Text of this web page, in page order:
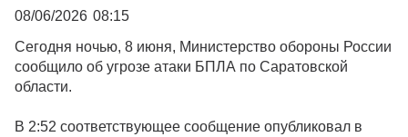
08/06/2026 08:15
Сегодня ночью, 8 июня, Министерство обороны России
сообщило об угрозе атаки БПЛА по Саратовской
области.
В 2:52 соответствующее сообщение опубликовал в